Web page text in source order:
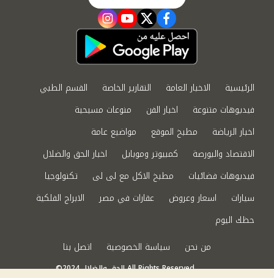
facebook
twitter
youtube
instagram
الرئيسية الاخبار العامة التقارير الخاصة
القسم الطبي
فيديوهات متنوعة
اخبار الفن
منوعات مسيحية
اخبار الرياضة
مطبخ الموقع
مواضيع عامة
الاقتصاد والبورصة
كمبيوتر وموبايل
اخبار الحق والضلال
فيديوهات فضائيات
مطبخ الاكل مع لى لى
تكنولوجيا
سيارات
اسعار وعروض عقارات في مصر
الابراج الفلكية
حظك اليوم
من نحن
سياسة الخصوصية اتصل بنا
©2024 الحق والضلال All Rights Reserved.